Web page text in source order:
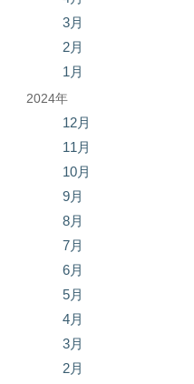
3月
2月
1月
2024年
12月
11月
10月
9月
8月
7月
6月
5月
4月
3月
2月